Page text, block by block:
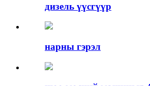
дизель үүсгүүр
нарны гэрэл